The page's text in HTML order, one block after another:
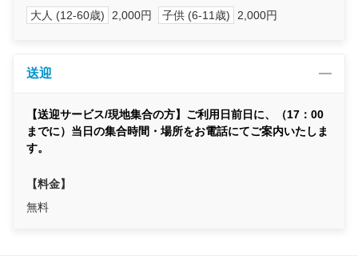
大人 (12-60歳)
2,000円 子供 (6-11歳) 2,000円
送迎
【送迎サービス/現地集合の方】ご利用日前日に、（17：00
までに）当日の集合時間・場所をお電話にてご案内いたしま
す。
【料金】
無料